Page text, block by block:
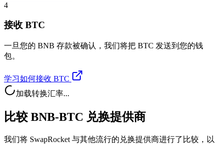
4
接收 BTC
一旦您的 BNB 存款被确认，我们将把 BTC 发送到您的钱
包。
学习如何接收 BTC
加载转换汇率...
比较 BNB-BTC 兑换提供商
我们将 SwapRocket 与其他流行的兑换提供商进行了比较，以